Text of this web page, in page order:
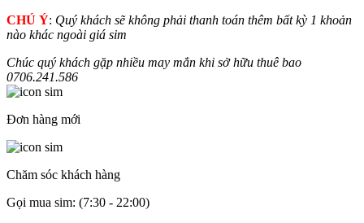
CHÚ Ý: Quý khách sẽ không phải thanh toán thêm bất kỳ 1 khoản
nào khác ngoài giá sim
Chúc quý khách gặp nhiều may mắn khi sở hữu thuê bao
0706.241.586
Đơn hàng mới
Chăm sóc khách hàng
Gọi mua sim: (7:30 - 22:00)